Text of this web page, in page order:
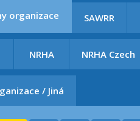
organizace SAWRR
NRHA NRHA Czech
/ Jiná